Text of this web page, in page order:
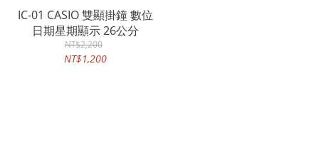
IC-01 CASIO 雙顯掛鐘 數位
日期星期顯示 26公分
NT$2,200
NT$1,200